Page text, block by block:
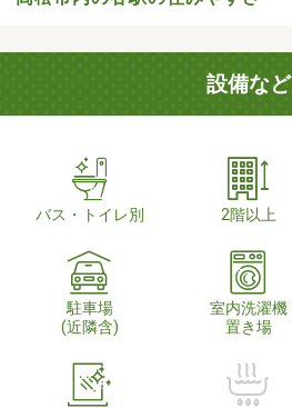
設備など
バス・トイレ別 2階以上
駐車場
(近隣含)
室内洗濯機
置き場